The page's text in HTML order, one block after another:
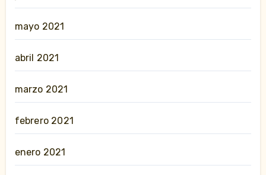
mayo 2021
abril 2021
marzo 2021
febrero 2021
enero 2021